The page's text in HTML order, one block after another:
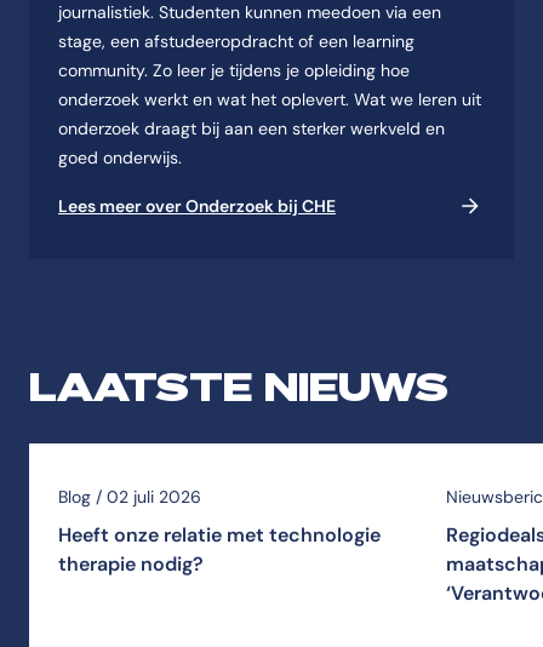
journalistiek. Studenten kunnen meedoen via een
stage, een afstudeeropdracht of een learning
community. Zo leer je tijdens je opleiding hoe
onderzoek werkt en wat het oplevert. Wat we leren uit
onderzoek draagt bij aan een sterker werkveld en
goed onderwijs.
Lees meer over Onderzoek bij CHE
LAATSTE NIEUWS
Blog / 02 juli 2026
Heeft onze relatie met technologie
therapie nodig?